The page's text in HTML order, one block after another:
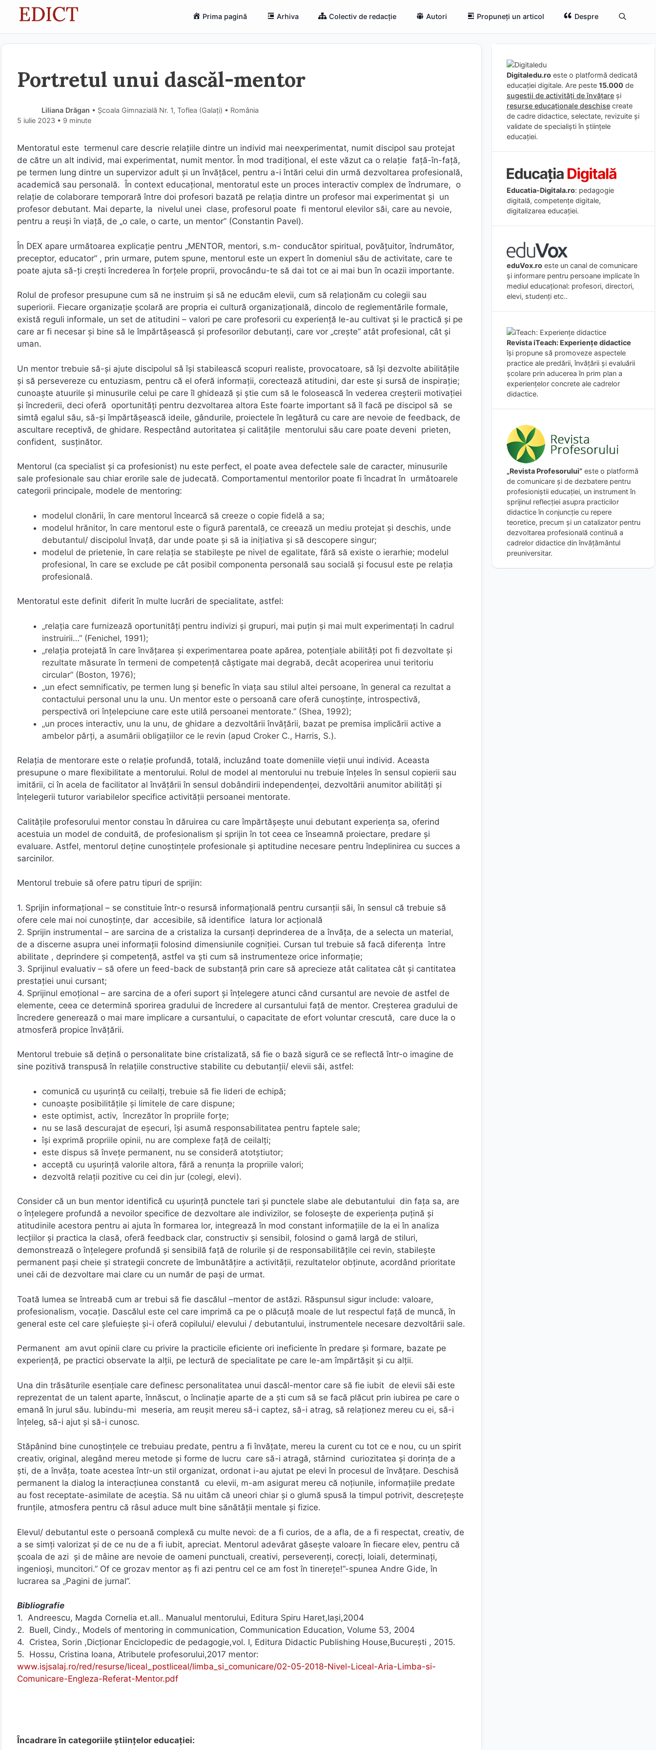
Prima pagină Arhiva Colectiv de redacție Autori Propuneți un articol Despre
Portretul unui dascăl-mentor
Liliana Drăgan • Școala Gimnazială Nr. 1, Toflea (Galaţi) • România
5 iulie 2023 • 9 minute
Mentoratul este termenul care descrie relațiile dintre un individ mai neexperimentat, numit discipol sau protejat
de către un alt individ, mai experimentat, numit mentor. În mod tradițional, el este văzut ca o relație față-în-față,
pe termen lung dintre un supervizor adult și un învățăcel, pentru a-i întări celui din urmă dezvoltarea profesională,
academică sau personală. În context educațional, mentoratul este un proces interactiv complex de îndrumare, o
relație de colaborare temporară între doi profesori bazată pe relația dintre un profesor mai experimentat și un
profesor debutant. Mai departe, la nivelul unei clase, profesorul poate fi mentorul elevilor săi, care au nevoie,
pentru a reuși în viață, de „o cale, o carte, un mentor” (Constantin Pavel).
În DEX apare următoarea explicație pentru „MENTOR, mentori, s.m- conducător spiritual, povățuitor, îndrumător,
preceptor, educator” , prin urmare, putem spune, mentorul este un expert în domeniul său de activitate, care te
poate ajuta să-ţi creşti încrederea în forţele proprii, provocându-te să dai tot ce ai mai bun în ocazii importante.
Rolul de profesor presupune cum să ne instruim și să ne educăm elevii, cum să relaționăm cu colegii sau
superiorii. Fiecare organizație școlară are propria ei cultură organizațională, dincolo de reglementările formale,
există reguli informale, un set de atitudini – valori pe care profesorii cu experiență le-au cultivat și le practică și pe
care ar fi necesar și bine să le împărtășească și profesorilor debutanți, care vor „crește” atât profesional, cât și
uman.
Un mentor trebuie să-și ajute discipolul să îşi stabilească scopuri realiste, provocatoare, să îşi dezvolte abilităţile
şi să persevereze cu entuziasm, pentru că el oferă informaţii, corectează atitudini, dar este şi sursă de inspiraţie;
cunoaşte atuurile şi minusurile celui pe care îl ghidează şi ştie cum să le folosească în vederea creşterii motivaţiei
şi încrederii, deci oferă oportunități pentru dezvoltarea altora Este foarte important să îl facă pe discipol să se
simtă egalul său, să-și împărtășească ideile, gândurile, proiectele în legătură cu care are nevoie de feedback, de
ascultare receptivă, de ghidare. Respectând autoritatea și calitățile mentorului său care poate deveni prieten,
confident, susținător.
Mentorul (ca specialist și ca profesionist) nu este perfect, el poate avea defectele sale de caracter, minusurile
sale profesionale sau chiar erorile sale de judecată. Comportamentul mentorilor poate fi încadrat în următoarele
categorii principale, modele de mentoring:
modelul clonării, în care mentorul încearcă să creeze o copie fidelă a sa;
modelul hrănitor, în care mentorul este o figură parentală, ce creează un mediu protejat şi deschis, unde
debutantul/ discipolul învaţă, dar unde poate şi să ia iniţiativa şi să descopere singur;
modelul de prietenie, în care relaţia se stabileşte pe nivel de egalitate, fără să existe o ierarhie; modelul
profesional, în care se exclude pe cât posibil componenta personală sau socială şi focusul este pe relaţia
profesională.
Mentoratul este definit diferit în multe lucrări de specialitate, astfel:
„relaţia care furnizează oportunităţi pentru indivizi şi grupuri, mai puţin şi mai mult experimentaţi în cadrul
instruirii…” (Fenichel, 1991);
„relaţia protejată în care învăţarea şi experimentarea poate apărea, potenţiale abilităţi pot fi dezvoltate şi
rezultate măsurate în termeni de competenţă câştigate mai degrabă, decât acoperirea unui teritoriu
circular” (Boston, 1976);
„un efect semnificativ, pe termen lung şi benefic în viaţa sau stilul altei persoane, în general ca rezultat a
contactului personal unu la unu. Un mentor este o persoană care oferă cunoştinţe, introspectivă,
perspectivă ori înţelepciune care este utilă persoanei mentorate.” (Shea, 1992);
„un proces interactiv, unu la unu, de ghidare a dezvoltării învăţării, bazat pe premisa implicării active a
ambelor părţi, a asumării obligaţiilor ce le revin (apud Croker C., Harris, S.).
Relaţia de mentorare este o relaţie profundă, totală, incluzând toate domeniile vieţii unui individ. Aceasta
presupune o mare flexibilitate a mentorului. Rolul de model al mentorului nu trebuie înţeles în sensul copierii sau
imitării, ci în acela de facilitator al învăţării în sensul dobândirii independenţei, dezvoltării anumitor abilităţi şi
înţelegerii tuturor variabilelor specifice activităţii persoanei mentorate.
Calitățile profesorului mentor constau în dăruirea cu care împărtăşeşte unui debutant experienţa sa, oferind
acestuia un model de conduită, de profesionalism şi sprijin în tot ceea ce înseamnă proiectare, predare şi
evaluare. Astfel, mentorul deţine cunoștințele profesionale și aptitudine necesare pentru îndeplinirea cu succes a
sarcinilor.
Mentorul trebuie să ofere patru tipuri de sprijin:
1. Sprijin informaţional – se constituie într-o resursă informaţională pentru cursanţii săi, în sensul că trebuie să
ofere cele mai noi cunoştinţe, dar accesibile, să identifice latura lor acţională
2. Sprijin instrumental – are sarcina de a cristaliza la cursanţi deprinderea de a învăţa, de a selecta un material,
de a discerne asupra unei informaţii folosind dimensiunile cogniţiei. Cursan tul trebuie să facă diferenţa între
abilitate , deprindere şi competenţă, astfel va şti cum să instrumenteze orice informaţie;
3. Sprijinul evaluativ – să ofere un feed-back de substanţă prin care să aprecieze atât calitatea cât şi cantitatea
prestaţiei unui cursant;
4. Sprijinul emoţional – are sarcina de a oferi suport şi înţelegere atunci când cursantul are nevoie de astfel de
elemente, ceea ce determină sporirea gradului de încredere al cursantului faţă de mentor. Creşterea gradului de
încredere generează o mai mare implicare a cursantului, o capacitate de efort voluntar crescută, care duce la o
atmosferă propice învăţării.
Mentorul trebuie să dețină o personalitate bine cristalizată, să fie o bază sigură ce se reflectă într-o imagine de
sine pozitivă transpusă în relaţiile constructive stabilite cu debutanții/ elevii săi, astfel:
comunică cu uşurinţă cu ceilalţi, trebuie să fie lideri de echipă;
cunoaşte posibilităţile şi limitele de care dispune;
este optimist, activ, încrezător în propriile forţe;
nu se lasă descurajat de eşecuri, îşi asumă responsabilitatea pentru faptele sale;
îşi exprimă propriile opinii, nu are complexe faţă de ceilalţi;
este dispus să înveţe permanent, nu se consideră atotștiutor;
acceptă cu uşurinţă valorile altora, fără a renunţa la propriile valori;
dezvoltă relaţii pozitive cu cei din jur (colegi, elevi).
Consider că un bun mentor identifică cu ușurință punctele tari și punctele slabe ale debutantului din fața sa, are
o înțelegere profundă a nevoilor specifice de dezvoltare ale indivizilor, se folosește de experiența puțină și
atitudinile acestora pentru ai ajuta în formarea lor, integrează în mod constant informațiile de la ei în analiza
lecțiilor și practica la clasă, oferă feedback clar, constructiv și sensibil, folosind o gamă largă de stiluri,
demonstrează o înțelegere profundă și sensibilă față de rolurile și de responsabilitățile cei revin, stabilește
permanent pași cheie și strategii concrete de îmbunătățire a activității, rezultatelor obținute, acordând prioritate
unei căi de dezvoltare mai clare cu un număr de pași de urmat.
Toată lumea se întreabă cum ar trebui să fie dascălul –mentor de astăzi. Răspunsul sigur include: valoare,
profesionalism, vocație. Dascălul este cel care imprimă ca pe o plăcuță moale de lut respectul față de muncă, în
general este cel care șlefuiește și-i oferă copilului/ elevului / debutantului, instrumentele necesare dezvoltării sale.
Permanent am avut opinii clare cu privire la practicile eficiente ori ineficiente în predare și formare, bazate pe
experiență, pe practici observate la alții, pe lectură de specialitate pe care le-am împărtășit și cu alții.
Una din trăsăturile esențiale care definesc personalitatea unui dascăl-mentor care să fie iubit de elevii săi este
reprezentat de un talent aparte, înnăscut, o înclinație aparte de a ști cum să se facă plăcut prin iubirea pe care o
emană în jurul său. Iubindu-mi meseria, am reușit mereu să-i captez, să-i atrag, să relaționez mereu cu ei, să-i
înțeleg, să-i ajut și să-i cunosc.
Stăpânind bine cunoștințele ce trebuiau predate, pentru a fi învățate, mereu la curent cu tot ce e nou, cu un spirit
creativ, original, alegând mereu metode și forme de lucru care să-i atragă, stârnind curiozitatea și dorința de a
ști, de a învăța, toate acestea într-un stil organizat, ordonat i-au ajutat pe elevi în procesul de învățare. Deschisă
permanent la dialog la interacțiunea constantă cu elevii, m-am asigurat mereu că noțiunile, informațiile predate
au fost receptate-asimilate de aceștia. Să nu uităm că uneori chiar și o glumă spusă la timpul potrivit, descrețește
frunțile, atmosfera pentru că râsul aduce mult bine sănătății mentale și fizice.
Elevul/ debutantul este o persoană complexă cu multe nevoi: de a fi curios, de a afla, de a fi respectat, creativ, de
a se simți valorizat și de ce nu de a fi iubit, apreciat. Mentorul adevărat găsește valoare în fiecare elev, pentru că
școala de azi și de mâine are nevoie de oameni punctuali, creativi, perseverenți, corecți, loiali, determinați,
ingenioși, muncitori.” Of ce grozav mentor aș fi azi pentru cel ce am fost în tinerețe!”-spunea Andre Gide, în
lucrarea sa „Pagini de jurnal”.
Bibliografie
1. Andreescu, Magda Cornelia et.all.. Manualul mentorului, Editura Spiru Haret,Iași,2004
2. Buell, Cindy., Models of mentoring in communication, Communication Education, Volume 53, 2004
4. Cristea, Sorin ,Dicționar Enciclopedic de pedagogie,vol. I, Editura Didactic Publishing House,București , 2015.
5. Hossu, Cristina Ioana, Atributele profesorului,2017 mentor:
www.isjsalaj.ro/red/resurse/liceal_postliceal/limba_si_comunicare/02-05-2018-Nivel-Liceal-Aria-Limba-si-
Comunicare-Engleza-Referat-Mentor.pdf
Încadrare în categoriile științelor educației:
Digitaledu.ro este o platformă dedicată
educației digitale. Are peste 15.000 de
sugestii de activități de învățare și
resurse educaționale deschise create
de cadre didactice, selectate, revizuite și
validate de specialiști în științele
educației.
Educatia-Digitala.ro: pedagogie
digitală, competențe digitale,
digitalizarea educației.
eduVox.ro este un canal de comunicare
și informare pentru persoane implicate în
mediul educațional: profesori, directori,
elevi, studenți etc..
Revista iTeach: Experienţe didactice
îşi propune să promoveze aspectele
practice ale predării, învăţării şi evaluării
şcolare prin aducerea în prim plan a
experienţelor concrete ale cadrelor
didactice.
„Revista Profesorului” este o platformă
de comunicare și de dezbatere pentru
profesioniștii educației, un instrument în
sprijinul reflecției asupra practicilor
didactice în conjuncție cu repere
teoretice, precum și un catalizator pentru
dezvoltarea profesională continuă a
cadrelor didactice din învățământul
preuniversitar.